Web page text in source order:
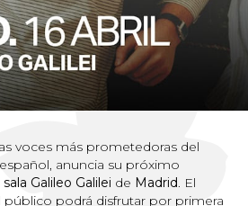
voces más prometedoras del
anuncia su próximo
sala Galileo Galilei de Madrid . El
público podrá disfrutar por primera